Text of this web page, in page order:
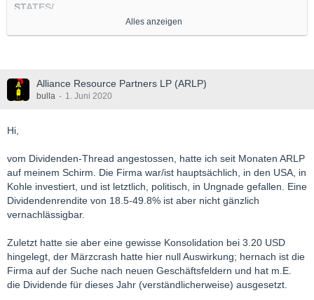
STATES/
or the "Company")
is pleased to announce that it has entered
into an agreement with Canaccord Genuity Corp. to act as lead
with the Lead Underwriter, the "Underwriters"), pursuant to
account or arrange for substituted purchasers to purchase on a
bought deal private placement basis 15,000,000 units of the
Company (the "Units"), at a price of C$0.40 per Unit (the "Issue
Price"), for gross proceeds of C$6,000,000 (the "Offering").
"Unit Share") and one-half of one common share purchase
warrant (each whole common share purchase warrant, a
"Warrant"). Each Warrant will be transferrable and entitle the
holder to acquire one common share of the Company for 24
Alles anzeigen
Alliance Resource Partners LP (ARLP)
bulla 1. Juni 2020
Hi,
vom Dividenden-Thread angestossen, hatte ich seit Monaten ARLP
auf meinem Schirm. Die Firma war/ist hauptsächlich, in den USA, in
Kohle investiert, und ist letztlich, politisch, in Ungnade gefallen. Eine
Dividendenrendite von 18.5-49.8% ist aber nicht gänzlich
vernachlässigbar.
Zuletzt hatte sie aber eine gewisse Konsolidation bei 3.20 USD
hingelegt, der Märzcrash hatte hier null Auswirkung; hernach ist die
Firma auf der Suche nach neuen Geschäftsfeldern und hat m.E.
die Dividende für dieses Jahr (verständlicherweise) ausgesetzt.